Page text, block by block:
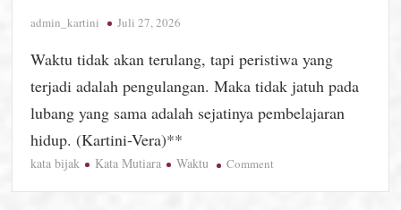
admin_kartini Juli 27, 2026
Waktu tidak akan terulang, tapi peristiwa yang
terjadi adalah pengulangan. Maka tidak jatuh pada
lubang yang sama adalah sejatinya pembelajaran
hidup. (Kartini-Vera)**
kata bijak Kata Mutiara Waktu Comment